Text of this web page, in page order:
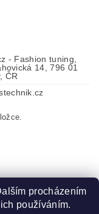
- Fashion tuning,
14, 796 01
ČR
Crystalstyle.cz
procházením
používáním.